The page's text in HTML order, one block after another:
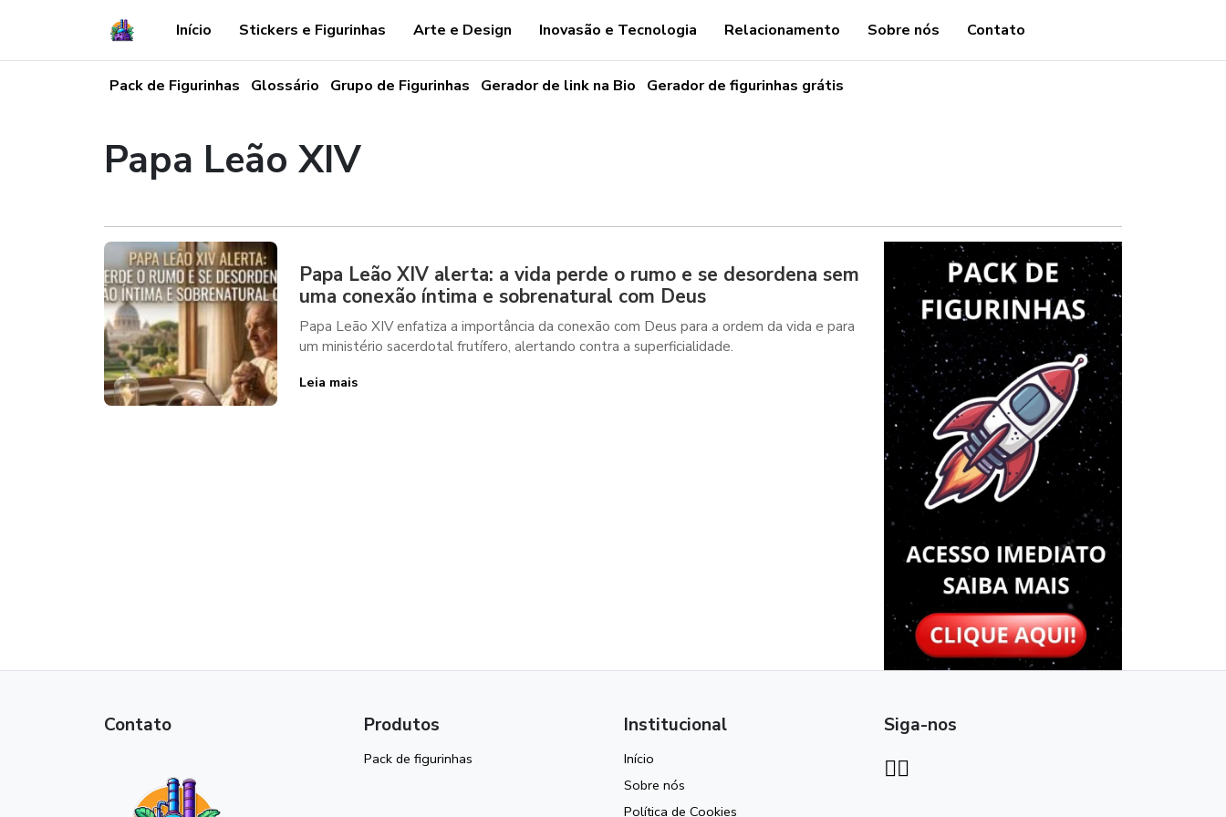
Início Stickers e Figurinhas Arte e Design Inovasão e Tecnologia Relacionamento Sobre nós Contato
Pack de Figurinhas Glossário Grupo de Figurinhas Gerador de link na Bio Gerador de figurinhas grátis
Papa Leão XIV
Papa Leão XIV alerta: a vida perde o rumo e se desordena sem
uma conexão íntima e sobrenatural com Deus
Papa Leão XIV enfatiza a importância da conexão com Deus para a ordem da vida e para
um ministério sacerdotal frutífero, alertando contra a superficialidade.
Leia mais
Contato Produtos
Pack de figurinhas
Institucional
Início
Sobre nós
Política de Cookies
Siga-nos